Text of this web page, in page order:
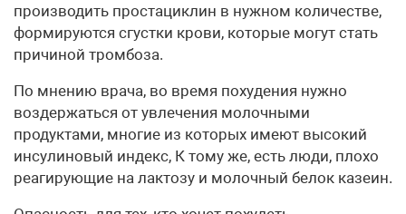
производить простациклин в нужном количестве,
формируются сгустки крови, которые могут стать
причиной тромбоза.
По мнению врача, во время похудения нужно
воздержаться от увлечения молочными
продуктами, многие из которых имеют высокий
инсулиновый индекс, К тому же, есть люди, плохо
реагирующие на лактозу и молочный белок казеин.